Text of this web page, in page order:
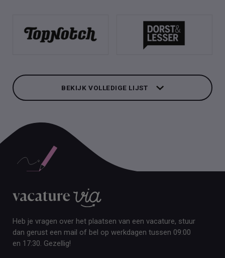
BEKIJK VOLLEDIGE LIJST
Heb je vragen over het plaatsen van een vacature, stuur
dan gerust een mail of bel op werkdagen tussen 09:00
en 17:30. Gezellig!